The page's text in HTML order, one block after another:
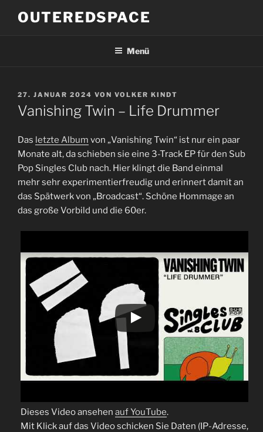
InhaltOUTEREDSPACE
Menü
VERÖFFENTLICHT
AM
27. JANUAR 2024 VON VOLKER KINDT
Vanishing Twin – Life Drummer
Das letzte Album von „Vanishing Twin“ ist nur ein paar
Monate alt, da schieben sie eine 3-Track EP für den Sub
Pop Singles Club nach. Hier klingt die Band einmal
mehr sehr experimentierfreudig und erinnert damit an
das Spätwerk von „Broadcast“. Schöne Hommage an
das große Vorbild und die 60er.
Dieses Video ansehen auf YouTube.
Mit Klick auf das Video schicken Sie Daten (IP-Adresse,